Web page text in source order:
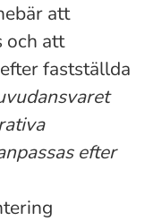
att
och att
fastställda
efter